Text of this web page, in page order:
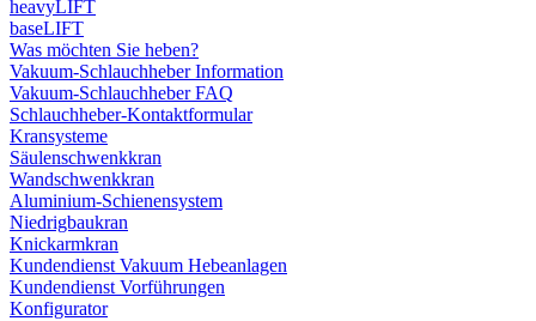
heavyLIFT
baseLIFT
Was möchten Sie heben?
Vakuum-Schlauchheber Information
Vakuum-Schlauchheber FAQ
Schlauchheber-Kontaktformular
Kransysteme
Säulenschwenkkran
Wandschwenkkran
Aluminium-Schienensystem
Niedrigbaukran
Knickarmkran
Kundendienst Vakuum Hebeanlagen
Kundendienst Vorführungen
Konfigurator